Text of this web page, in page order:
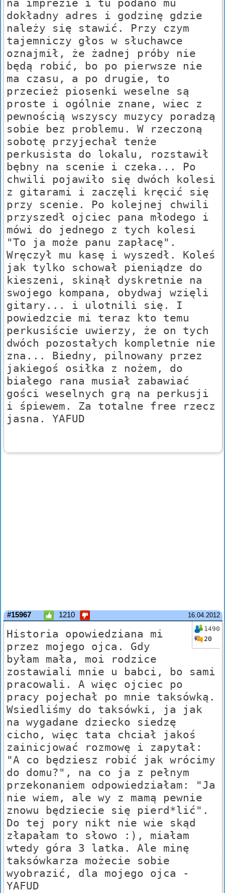
na imprezie i tu podano mu
dokładny adres i godzinę gdzie
należy się stawić. Przy czym
tajemniczy głos w słuchawce
oznajmił, że żadnej próby nie
będą robić, bo po pierwsze nie
ma czasu, a po drugie, to
przecież piosenki weselne są
proste i ogólnie znane, wiec z
pewnością wszyscy muzycy poradzą
sobie bez problemu. W rzeczoną
sobotę przyjechał tenże
perkusista do lokalu, rozstawił
bębny na scenie i czeka... Po
chwili pojawiło się dwóch kolesi
z gitarami i zaczęli kręcić się
przy scenie. Po kolejnej chwili
przyszedł ojciec pana młodego i
mówi do jednego z tych kolesi
"To ja może panu zapłacę".
Wręczył mu kasę i wyszedł. Koleś
jak tylko schował pieniądze do
kieszeni, skinął dyskretnie na
swojego kompana, obydwaj wzięli
gitary... i ulotnili się. I
powiedzcie mi teraz kto temu
perkusiście uwierzy, że on tych
dwóch pozostałych kompletnie nie
zna... Biedny, pilnowany przez
jakiegoś osiłka z nożem, do
białego rana musiał zabawiać
gości weselnych grą na perkusji
i śpiewem. Za totalne free rzecz
jasna. YAFUD
16.04.2012
#15967 1210
1490
20
Historia opowiedziana mi
przez mojego ojca. Gdy
byłam mała, moi rodzice
zostawiali mnie u babci, bo sami
pracowali. A więc ojciec po
pracy pojechał po mnie taksówką.
Wsiedliśmy do taksówki, ja jak
na wygadane dziecko siedzę
cicho, więc tata chciał jakoś
zainicjować rozmowę i zapytał:
"A co będziesz robić jak wrócimy
do domu?", na co ja z pełnym
przekonaniem odpowiedziałam: "Ja
nie wiem, ale wy z mamą pewnie
znowu będziecie się pierd*lić".
Do tej pory nikt nie wie skąd
złapałam to słowo :), miałam
wtedy góra 3 latka. Ale minę
taksówkarza możecie sobie
wyobrazić, dla mojego ojca -
YAFUD